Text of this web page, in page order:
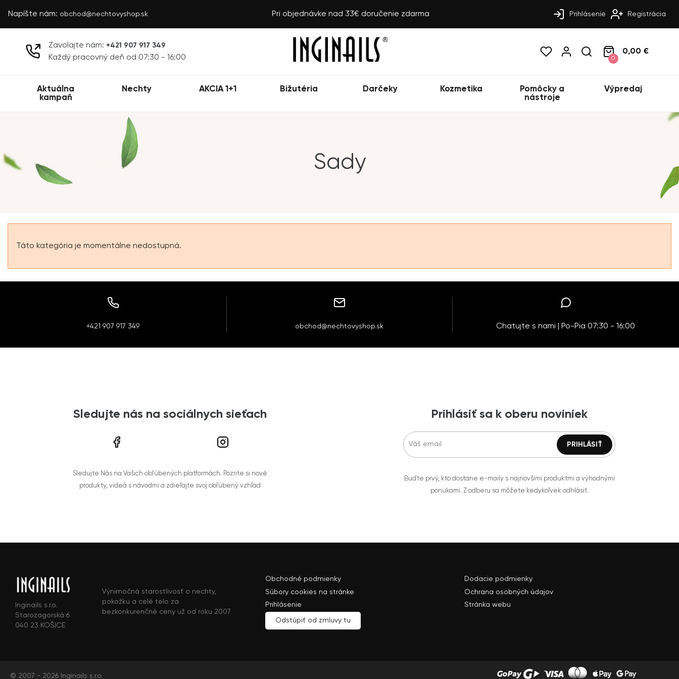
Napíšte nám: obchod@nechtovyshop.sk Pri objednávke nad 33€ doručenie zdarma Prihlásenie Registrácia
Zavolajte nám: +421 907 917 349
Každý pracovný deň od 07:30 - 16:00 0
0,00 €
Aktuálna
kampaň
Nechty AKCIA 1+1 Bižutéria Darčeky Kozmetika
Pomôcky a
nástroje
Výpredaj
Sady
Táto kategória je momentálne nedostupná.
+421 907 917 349 obchod@nechtovyshop.sk Chatujte s nami | Po-Pia 07:30 - 16:00
Sledujte nás na sociálnych sieťach
Sledujte Nás na Vašich obľúbených platformách. Pozrite si nové
produkty, videá s návodmi a zdieľajte svoj obľúbený vzhľad
Prihlásiť sa k oberu noviniek
Buďte prvý, kto dostane e-maily s najnovšími produktmi a výhodnými
ponukami. Z odberu sa môžete kedykoľvek odhlásiť.
Inginails s.r.o.
Starozagorská 6
040 23 KOŠICE
Výnimočná starostlivosť o nechty,
pokožku a celé telo za
bezkonkurenčné ceny už od roku 2007
Obchodné podmienky
Dodacie podmienky
Súbory cookies na stránke
Ochrana osobných údajov
Prihlásenie
Stránka webu
Odstúpiť od zmluvy tu
© 2007 - 2026 Inginails s.r.o.